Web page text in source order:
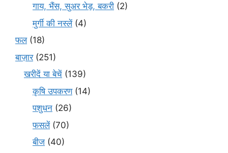
गाय, भैंस, सुअर भेड़, बकरी (2)
मुर्गी की नस्लें(4)
फल(18)
बाज़ार(251)
खरीदें या बेचें (139)
कृषि उपकरण(14)
पशुधन (26)
फसलें(70)
बीज (40)